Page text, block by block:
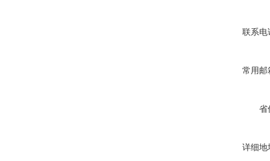
联系电
常用邮
省
详细地